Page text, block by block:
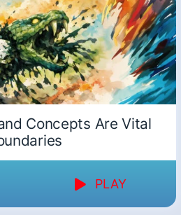
Concepts Are Vital
PLAY